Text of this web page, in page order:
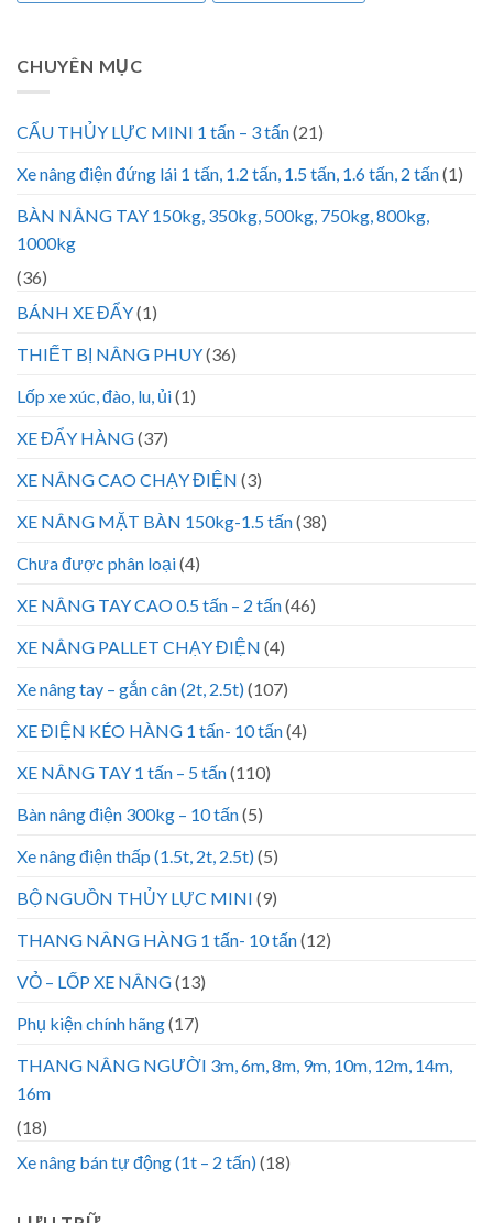
CHUYÊN MỤC
CẨU THỦY LỰC MINI 1 tấn – 3 tấn(21)
Xe nâng điện đứng lái 1 tấn, 1.2 tấn, 1.5 tấn, 1.6 tấn, 2 tấn(1)
BÀN NÂNG TAY 150kg, 350kg, 500kg, 750kg, 800kg,
1000kg
(36)
BÁNH XE ĐẨY(1)
THIẾT BỊ NÂNG PHUY(36)
Lốp xe xúc, đào, lu, ủi(1)
XE ĐẨY HÀNG(37)
XE NÂNG CAO CHẠY ĐIỆN (3)
XE NÂNG MẶT BÀN 150kg-1.5 tấn(38)
Chưa được phân loại(4)
XE NÂNG TAY CAO 0.5 tấn – 2 tấn(46)
XE NÂNG PALLET CHẠY ĐIỆN (4)
Xe nâng tay – gắn cân (2t, 2.5t)(107)
XE ĐIỆN KÉO HÀNG 1 tấn- 10 tấn(4)
XE NÂNG TAY 1 tấn – 5 tấn(110)
Bàn nâng điện 300kg – 10 tấn(5)
Xe nâng điện thấp (1.5t, 2t, 2.5t)(5)
BỘ NGUỒN THỦY LỰC MINI (9)
THANG NÂNG HÀNG 1 tấn- 10 tấn(12)
VỎ – LỐP XE NÂNG(13)
Phụ kiện chính hãng(17)
THANG NÂNG NGƯỜI 3m, 6m, 8m, 9m, 10m, 12m, 14m,
16m
(18)
Xe nâng bán tự động (1t – 2 tấn)(18)